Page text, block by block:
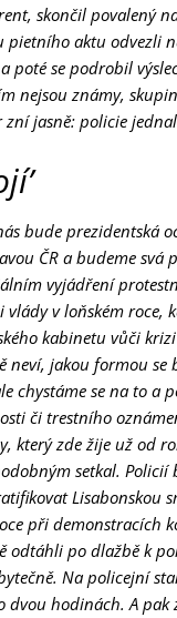
skončil povalený
aktu odvezli
poté se podrobil
nejsou známy,
jasně: policie
bude prezidentská
ČR a budeme svá
vyjádření
v loňském roce,
kabinetu vůči
neví, jakou formou
chystáme se na to a
či trestního
který zde žije už od
setkal.
Lisabonskou
při demonstracích
odtáhli po dlažbě k
Na policejní
hodinách. A pak